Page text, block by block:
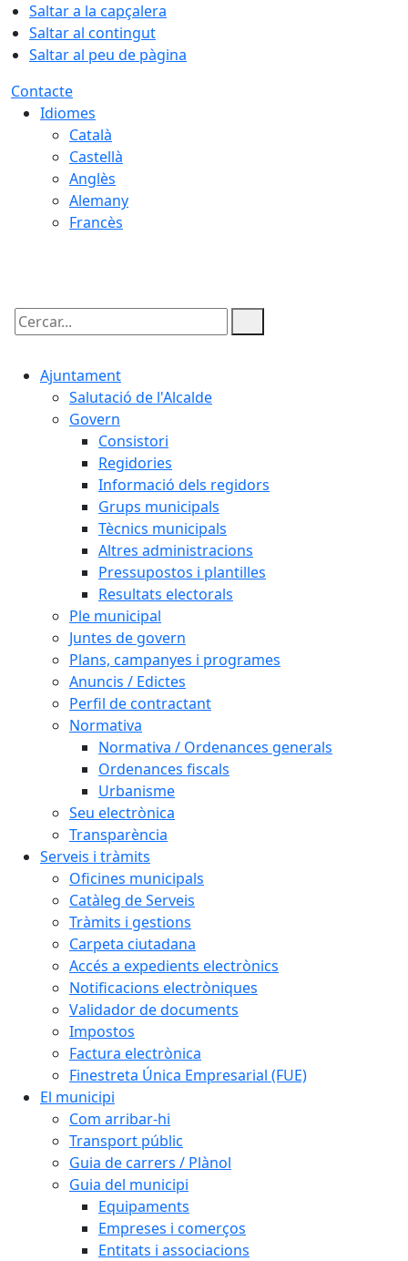
Saltar a la capçalera
Saltar al contingut
Saltar al peu de pàgina
Contacte
Idiomes
Català
Castellà
Anglès
Alemany
Francès
Cercar:
Ajuntament
Salutació de l'Alcalde
Govern
Consistori
Regidories
Informació dels regidors
Grups municipals
Tècnics municipals
Altres administracions
Pressupostos i plantilles
Resultats electorals
Ple municipal
Juntes de govern
Plans, campanyes i programes
Anuncis / Edictes
Perfil de contractant
Normativa
Normativa / Ordenances generals
Ordenances fiscals
Urbanisme
Seu electrònica
Transparència
Serveis i tràmits
Oficines municipals
Catàleg de Serveis
Tràmits i gestions
Carpeta ciutadana
Accés a expedients electrònics
Notificacions electròniques
Validador de documents
Impostos
Factura electrònica
Finestreta Única Empresarial (FUE)
El municipi
Com arribar-hi
Transport públic
Guia de carrers / Plànol
Guia del municipi
Equipaments
Empreses i comerços
Entitats i associacions